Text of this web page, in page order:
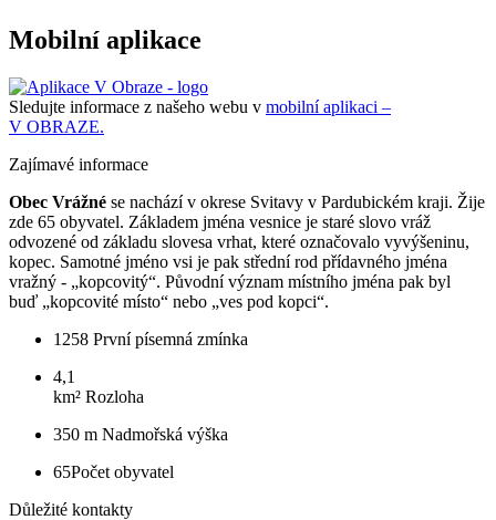
Mobilní aplikace
Sledujte informace z našeho webu v mobilní aplikaci –
V OBRAZE.
Zajímavé informace
Obec Vrážné se nachází v okrese Svitavy v Pardubickém kraji. Žije
zde 65 obyvatel. Základem jména vesnice je staré slovo vráž
odvozené od základu slovesa vrhat, které označovalo vyvýšeninu,
kopec. Samotné jméno vsi je pak střední rod přídavného jména
vražný - „kopcovitý“. Původní význam místního jména pak byl
buď „kopcovité místo“ nebo „ves pod kopci“.
1258 První písemná zmínka
4,1
km² Rozloha
350 m Nadmořská výška
65Počet obyvatel
Důležité kontakty